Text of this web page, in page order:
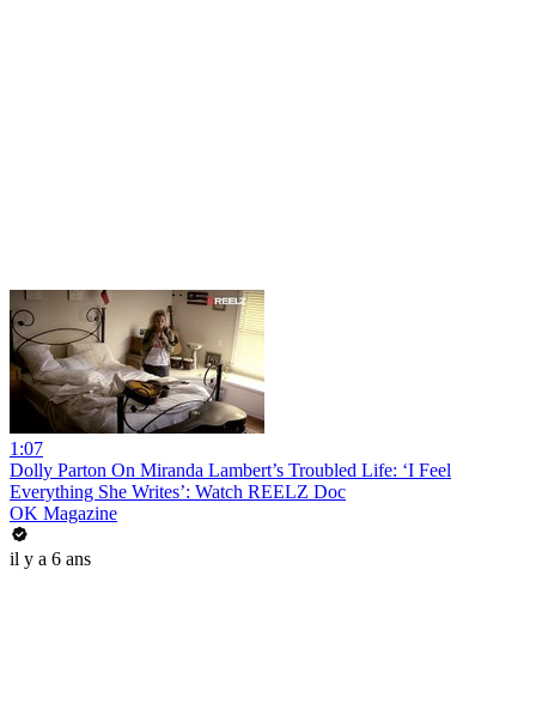
1:07
Dolly Parton On Miranda Lambert’s Troubled Life: ‘I Feel
Everything She Writes’: Watch REELZ Doc
OK Magazine
il y a 6 ans